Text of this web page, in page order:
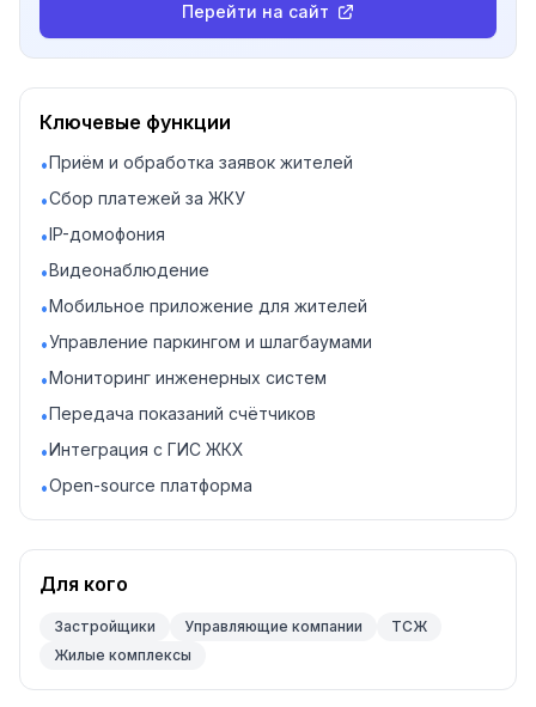
Перейти на сайт
Ключевые функции
•Приём и обработка заявок жителей
•Сбор платежей за ЖКУ
•IP-домофония
•Видеонаблюдение
•Мобильное приложение для жителей
•Управление паркингом и шлагбаумами
•Мониторинг инженерных систем
•Передача показаний счётчиков
•Интеграция с ГИС ЖКХ
•Open-source платформа
Для кого
Застройщики Управляющие компании
ТСЖ
Жилые комплексы